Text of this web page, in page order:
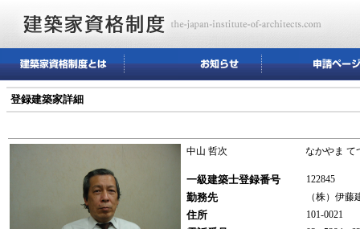
登録建築家詳細
中山 哲次 なかやま て
一級建築士登録番号 122845
勤務先 （株）伊
住所 101-0021